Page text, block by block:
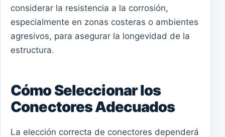
considerar la resistencia a la corrosión,
especialmente en zonas costeras o ambientes
agresivos, para asegurar la longevidad de la
estructura.
Cómo Seleccionar los
Conectores Adecuados
La elección correcta de conectores dependerá